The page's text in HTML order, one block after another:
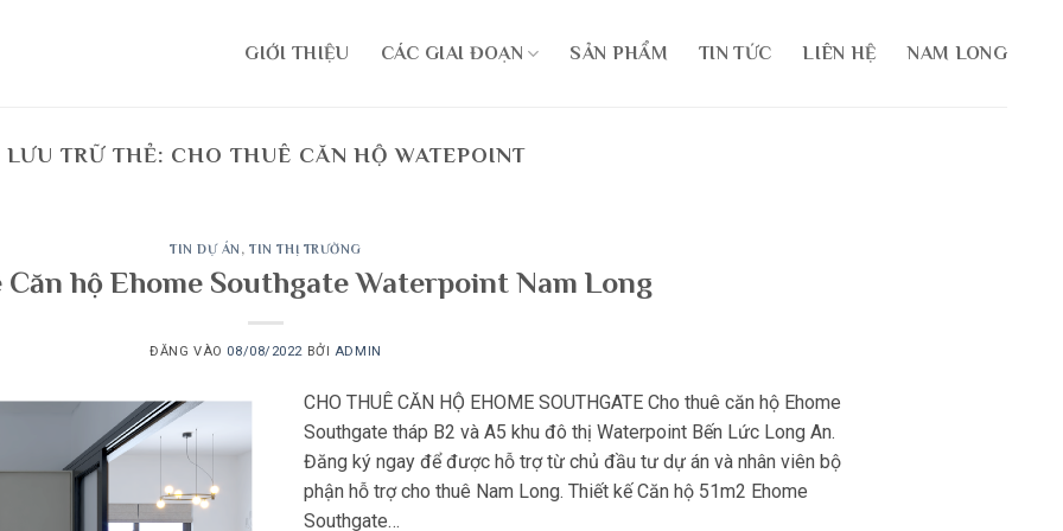
GIỚI THIỆU CÁC GIAI ĐOẠN SẢN PHẨM TIN TỨC LIÊN HỆ NAM LONG
LƯU TRỮ THẺ: CHO THUÊ CĂN HỘ WATEPOINT
TIN DỰ ÁN ,TIN THỊ TRƯỜNG
Căn hộ Ehome Southgate Waterpoint Nam Long
ĐĂNG VÀO 08/08/2022 BỞI ADMIN
CHO THUÊ CĂN HỘ EHOME SOUTHGATE Cho thuê căn hộ Ehome
Southgate tháp B2 và A5 khu đô thị Waterpoint Bến Lức Long An.
Đăng ký ngay để được hỗ trợ từ chủ đầu tư dự án và nhân viên bộ
phận hỗ trợ cho thuê Nam Long. Thiết kế Căn hộ 51m2 Ehome
Southgate…